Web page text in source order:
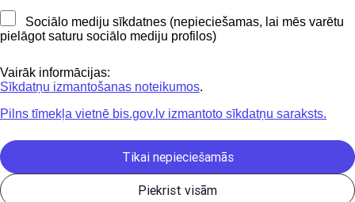
Sociālo mediju sīkdatnes (nepieciešamas, lai mēs varētu
pielāgot saturu sociālo mediju profilos)
Vairāk informācijas:
Sīkdatņu izmantošanas noteikumos.
Pilns tīmekļa vietnē bis.gov.lv izmantoto sīkdatņu saraksts.
Piekrist visām
Tikai nepieciešamās
Sekojiet mums
Lejupielādejiet